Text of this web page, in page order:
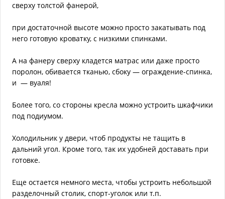
сверху толстой фанерой,
при достаточной высоте можно просто закатывать под
него готовую кроватку, с низкими спинками.
А на фанеру сверху кладется матрас или даже просто
поролон, обивается тканью, сбоку — ограждение-спинка,
и — вуаля!
Более того, со стороны кресла можно устроить шкафчики
под подиумом.
Холодильник у двери, чтоб продукты не тащить в
дальний угол. Кроме того, так их удобней доставать при
готовке.
Еще остается немного места, чтобы устроить небольшой
разделочный столик, спорт-уголок или т.п.